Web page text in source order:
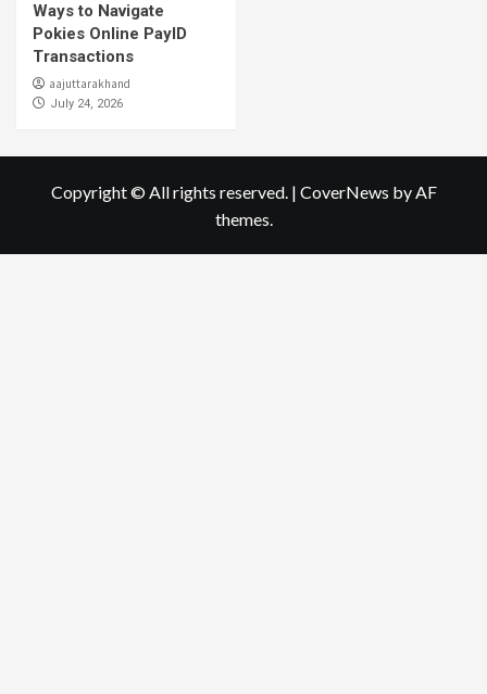
Ways to Navigate
Pokies Online PayID
Transactions
aajuttarakhand
July 24, 2026
Copyright © All rights reserved. | CoverNews by AF
themes.